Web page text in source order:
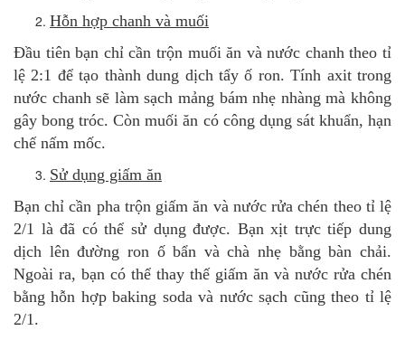
Hỗn hợp chanh và muối
Đầu tiên bạn chỉ cần trộn muối ăn và nước chanh theo tỉ
lệ 2:1 để tạo thành dung dịch tẩy ố ron. Tính axit trong
nước chanh sẽ làm sạch mảng bám nhẹ nhàng mà không
gây bong tróc. Còn muối ăn có công dụng sát khuẩn, hạn
chế nấm mốc.
Sử dụng giấm ăn
Bạn chỉ cần pha trộn giấm ăn và nước rửa chén theo tỉ lệ
2/1 là đã có thể sử dụng được. Bạn xịt trực tiếp dung
dịch lên đường ron ố bẩn và chà nhẹ bằng bàn chải.
Ngoài ra, bạn có thể thay thế giấm ăn và nước rửa chén
bằng hỗn hợp baking soda và nước sạch cũng theo tỉ lệ
2/1.